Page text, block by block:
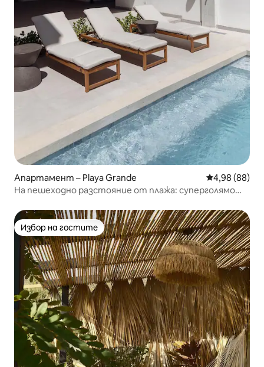
Апартамент – Playa Grande Средна
4,98 (88)
На пешеходно разстояние от плажа: суперголямо
Избор на гостите
Избор на гостите